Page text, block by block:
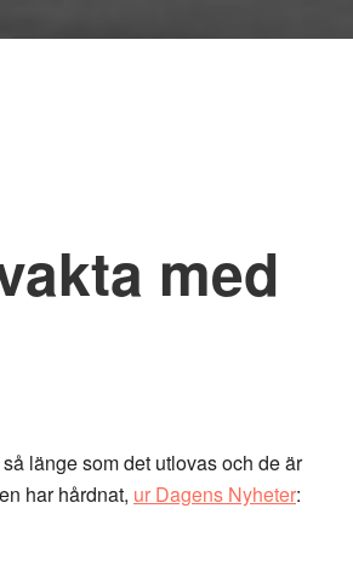
med
länge som det utlovas och de är
har hårdnat, ur Dagens Nyheter: